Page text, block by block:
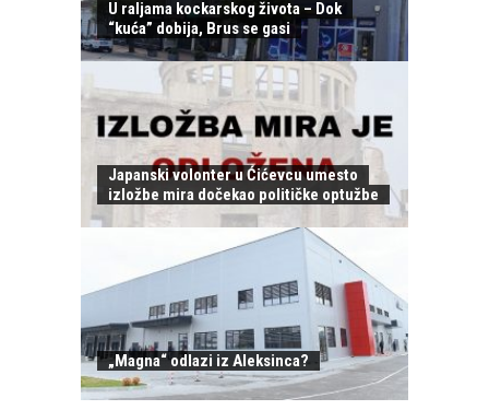
U raljama kockarskog života – Dok
“kuća” dobija, Brus se gasi
Japanski volonter u Ćićevcu umesto
izložbe mira dočekao političke optužbe
„Magna“ odlazi iz Aleksinca?